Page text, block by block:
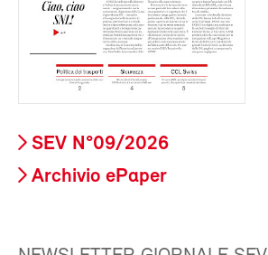
SEV N°09/2026
Archivio ePaper